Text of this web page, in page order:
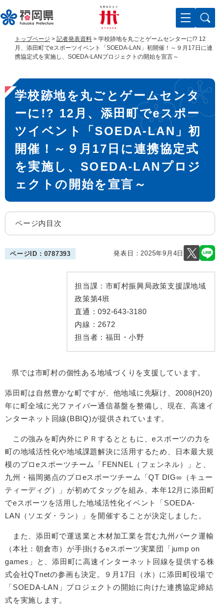
ー
ジ
。
ニ
ュ
て
本
トップページ > 記者発表資料 > 学校跡地を丸ごとゲームセンターに!? 12
月、添田町でeスポーツイベント「SOEDA-LAN」初開催！～９月17日に連
携協定式を実施し、SOEDA-LANプロジェクトの開始を宣言～
本
文
学校跡地を丸ごとゲームセンタ
ーに!? 12月、添田町でeスポー
ツイベント「SOEDA-LAN」初
開催！～９月17日に連携協定式
を実施し、SOEDA-LANプロジ
ェクトの開始を宣言～
ページ内目次
ページID：0787393 発表日：2025年9月4日
担当課： 市町村振興局政策支援課地域
政策第4班
直通：092-643-3180
内線： 2672
担当者： 福田・小野
県では市町村の個性ある地域づくりを支援しています。
添田町は自然豊かな町ですが、他地域に先駆け、2008(H20)
年に町全域に光ファイバー通信基盤を整備し、現在、高速イ
ンターネット回線(BBIQ)が提供されています。
この強みを町内外にＰＲするとともに、eスポーツの力を
町の地域活性化や地域課題解決に活用するため、日本最大規
模のプロeスポーツチーム「FENNEL（フェンネル）」と、
九州・福岡拠点のプロeスポーツチーム「QT DIG∞（キュー
ティーディグ）」が初めてタッグを組み、本年12月に添田町
でeスポーツを活用した地域活性化イベント「SOEDA-
LAN（ソエダ・ラン）」を開催することが決定しました。
また、添田町で運送業と木材加工業を営む九州バーク運輸
（本社：朝倉市）が手掛けるeスポーツ実業団「jump on
games」と、添田町に高速インターネット回線を提供する株
式会社QTnetの参画も決定。９月17日（水）に添田町役場で
「SOEDA-LAN」プロジェクトの開始に向けた連携協定締結
式を実施します。